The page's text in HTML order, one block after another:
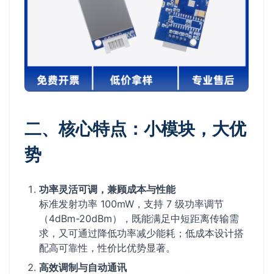
二、核心特点：小模块，大优
势
功率灵活可调，兼顾成本与性能
标准发射功率 100mW，支持 7 级功率调节
（4dBm-20dBm），既能满足中短距离传输需
求，又可通过降低功率减少能耗；低成本设计搭
配高可靠性，性价比优势显著。
高效调制与自动通讯